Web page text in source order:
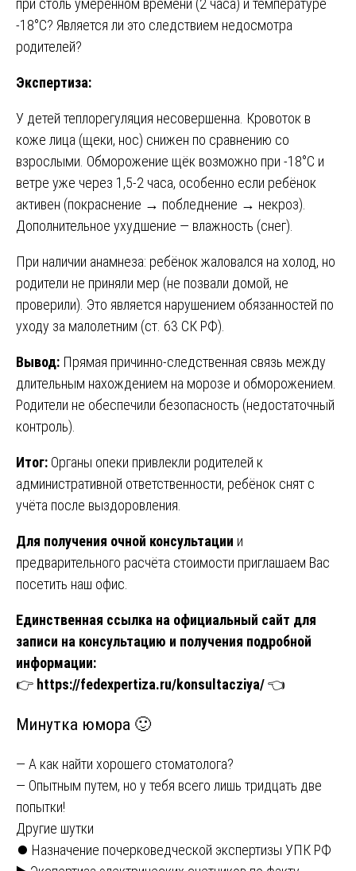
при столь умеренном времени (2 часа) и температуре
-18°C? Является ли это следствием недосмотра
родителей?
Экспертиза:
У детей теплорегуляция несовершенна. Кровоток в
коже лица (щеки, нос) снижен по сравнению со
взрослыми. Обморожение щёк возможно при -18°C и
ветре уже через 1,5-2 часа, особенно если ребёнок
активен (покраснение → побледнение → некроз).
Дополнительное ухудшение — влажность (снег).
При наличии анамнеза: ребёнок жаловался на холод, но
родители не приняли мер (не позвали домой, не
проверили). Это является нарушением обязанностей по
уходу за малолетним (ст. 63 СК РФ).
Вывод: Прямая причинно-следственная связь между
длительным нахождением на морозе и обморожением.
Родители не обеспечили безопасность (недостаточный
контроль).
Итог: Органы опеки привлекли родителей к
административной ответственности, ребёнок снят с
учёта после выздоровления.
Для получения очной консультации и
предварительного расчёта стоимости приглашаем Вас
посетить наш офис.
Единственная ссылка на официальный сайт для
записи на консультацию и получения подробной
информации:
👉 https://fedexpertiza.ru/konsultacziya/👈
Минутка юмора 🙂
— А как найти хорошего стоматолога?
— Опытным путем, но у тебя всего лишь тридцать две
попытки!
Другие шутки
Навигация
⏺️ Назначение почерковедческой экспертизы УПК РФ